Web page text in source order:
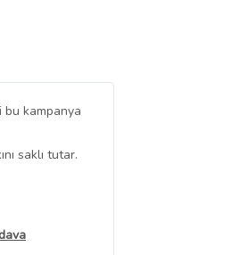
bu kampanya
saklı tutar.